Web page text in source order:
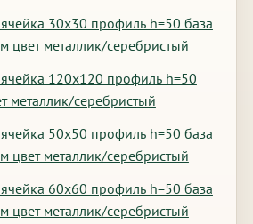
30х30 профиль h=50 база
цвет металлик/серебристый
120х120 профиль h=50
металлик/серебристый
50х50 профиль h=50 база
цвет металлик/серебристый
60х60 профиль h=50 база
цвет металлик/серебристый